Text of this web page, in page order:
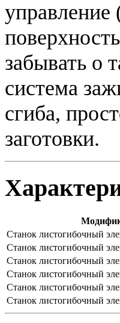
управление
забывать о
система
сгиба,
заготовки.
Станок листогибочный
Станок листогибочный
Станок листогибочный
Станок листогибочный
Станок листогибочный
Станок листогибочный